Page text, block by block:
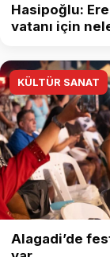
Hasipoğlu:
vatanı için
KÜLTÜR SANAT
Alagadi’de